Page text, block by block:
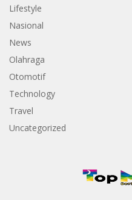
Lifestyle
Nasional
News
Olahraga
Otomotif
Technology
Travel
Uncategorized